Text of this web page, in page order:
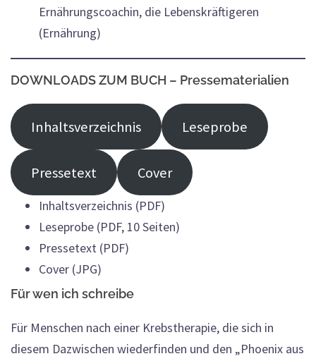
Ernährungscoachin, die Lebenskräftigeren
(Ernährung)
DOWNLOADS ZUM BUCH – Pressematerialien
Inhaltsverzeichnis Leseprobe
Pressetext Cover
Inhaltsverzeichnis (PDF)
Leseprobe (PDF, 10 Seiten)
Pressetext (PDF)
Cover (JPG)
Für wen ich schreibe
Für Menschen nach einer Krebstherapie, die sich in
diesem Dazwischen wiederfinden und den „Phoenix aus